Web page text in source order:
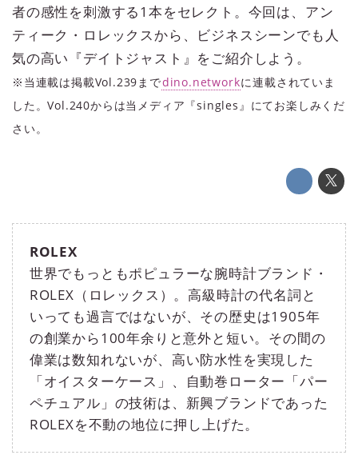
者の感性を刺激する1本をセレクト。今回は、アン
ティーク・ロレックスから、ビジネスシーンでも人
気の高い『デイトジャスト』をご紹介しよう。
※当連載は掲載Vol.239までdino.networkに連載されていま
した。Vol.240からは当メディア『singles』にてお楽しみくだ
さい。
ROLEX
世界でもっともポピュラーな腕時計ブランド・
ROLEX（ロレックス）。高級時計の代名詞と
いっても過言ではないが、その歴史は1905年
の創業から100年余りと意外と短い。その間の
偉業は数知れないが、高い防水性を実現した
「オイスターケース」、自動巻ローター「パー
ペチュアル」の技術は、新興ブランドであった
ROLEXを不動の地位に押し上げた。